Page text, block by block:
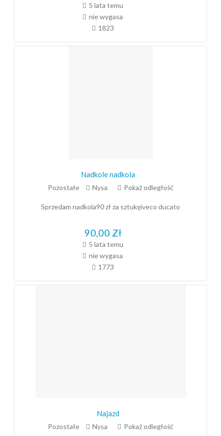
5 lata temu
nie wygasa
1823
Nadkole nadkola
Pozostałe Nysa Pokaż odległość
Sprzedam nadkola90 zł za sztukęiveco ducato
90,00 Zł
5 lata temu
nie wygasa
1773
Najazd
Pozostałe Nysa Pokaż odległość